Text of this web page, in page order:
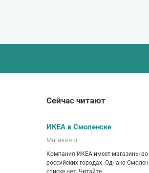
Сейчас читают
ИКЕА в Смоленске
Магазины
Компания ИКЕА имеет магазины во
российских городах. Однако
списке нет. Читайте